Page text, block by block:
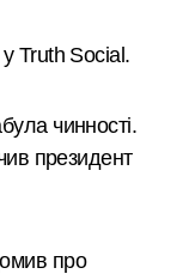
Truth Social.
чинності.
президент
про